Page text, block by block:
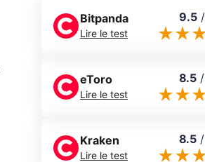
Bitpanda
Lire le test
9.5/
eToro
Lire le test
8.5 /
Kraken
Lire le test
8.5 /